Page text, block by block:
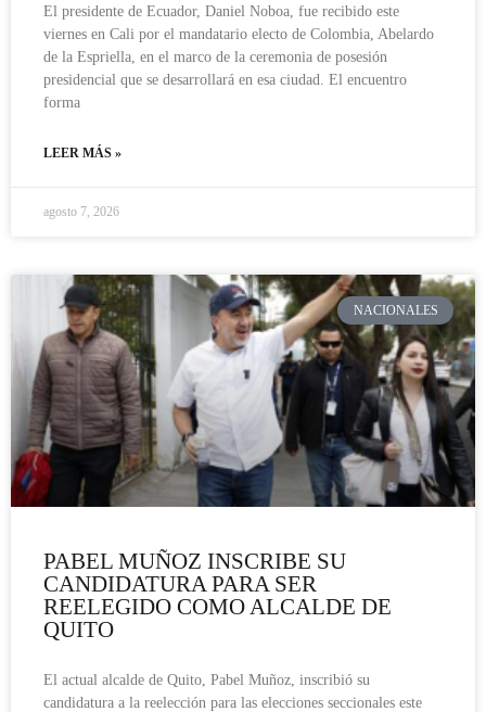
El presidente de Ecuador, Daniel Noboa, fue recibido este
viernes en Cali por el mandatario electo de Colombia, Abelardo
de la Espriella, en el marco de la ceremonia de posesión
presidencial que se desarrollará en esa ciudad. El encuentro
forma
LEER MÁS »
agosto 7, 2026
NACIONALES
PABEL MUÑOZ INSCRIBE SU
CANDIDATURA PARA SER
REELEGIDO COMO ALCALDE DE
QUITO
El actual alcalde de Quito, Pabel Muñoz, inscribió su
candidatura a la reelección para las elecciones seccionales este